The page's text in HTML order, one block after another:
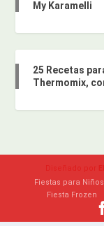
My Karamelli
25 Recetas
Thermomix,
Diseñado por
Fiestas para Niños
Fiesta Frozen